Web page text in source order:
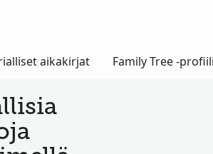
aikakirjat Family Tree -